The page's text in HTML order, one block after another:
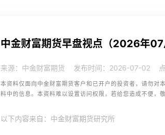
中金财富期货早盘视点（2026年07
来源：中金财富期货 发布时间：2026-07-02
本资料仅面向中金财富期货客户和已开户的投资者，请勿对
料中的信息。本资料难以设置访问权限，若给您造成不便，
以下内容来自：中金财富期货研究所